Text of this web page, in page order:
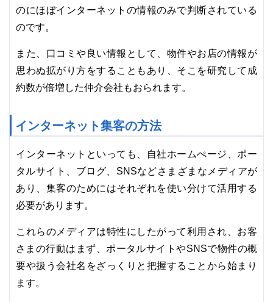
のにほぼインターネットの情報のみで判断されている
のです。
また、口コミや良い情報として、物件やお店の情報が
思わぬ拡がり方をすることもあり、そこを研究して成
約数が倍増した仲介会社もおられます。
インターネット集客の方法
インターネットといっても、自社ホームぺージ、ポー
タルサイト、ブログ、SNSなどさまざまなメディアが
あり、集客のためにはそれぞれを使い分けて活用する
必要があります。
これらのメディアは特性にしたがって利用され、お客
さまの行動はまず、ポータルサイトやSNSで物件の概
要や扱う会社名をざっくりと把握することから始まり
ます。